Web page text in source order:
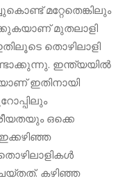
മറ്റേതെങ്കിലും
മുതലാളി
തൊഴിലാളി
ഇന്ത്യയിൽ
ഇതിനായി
ഒക്കെ
കഴിഞ്ഞ